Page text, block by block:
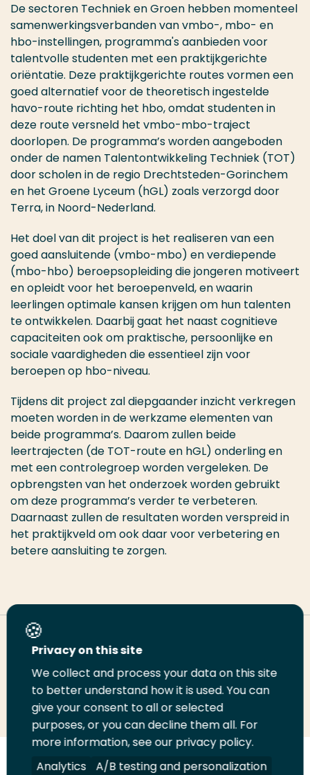
De sectoren Techniek en Groen hebben momenteel
samenwerkingsverbanden van vmbo-, mbo- en
hbo-instellingen, programma's aanbieden voor
talentvolle studenten met een praktijkgerichte
oriëntatie. Deze praktijkgerichte routes vormen een
goed alternatief voor de theoretisch ingestelde
havo-route richting het hbo, omdat studenten in
deze route versneld het vmbo-mbo-traject
doorlopen. De programma’s worden aangeboden
onder de namen Talentontwikkeling Techniek (TOT)
door scholen in de regio Drechtsteden-Gorinchem
en het Groene Lyceum (hGL) zoals verzorgd door
Terra, in Noord-Nederland.
Het doel van dit project is het realiseren van een
goed aansluitende (vmbo-mbo) en verdiepende
(mbo-hbo) beroepsopleiding die jongeren motiveert
en opleidt voor het beroepenveld, en waarin
leerlingen optimale kansen krijgen om hun talenten
te ontwikkelen. Daarbij gaat het naast cognitieve
capaciteiten ook om praktische, persoonlijke en
sociale vaardigheden die essentieel zijn voor
beroepen op hbo-niveau.
Tijdens dit project zal diepgaander inzicht verkregen
moeten worden in de werkzame elementen van
beide programma’s. Daarom zullen beide
leertrajecten (de TOT-route en hGL) onderling en
met een controlegroep worden vergeleken. De
opbrengsten van het onderzoek worden gebruikt
om deze programma’s verder te verbeteren.
Daarnaast zullen de resultaten worden verspreid in
het praktijkveld om ook daar voor verbetering en
betere aansluiting te zorgen.
Deel deze pagina
Deel
LinkedIn
Deel
op
Twitter
Deel
op
Facebook
Email
deze
pagina
Print
deze
pagina
VolgVolgVolgVolg
Privacy on this site
We collect and process your data on this site
to better understand how it is used. You can
give your consent to all or selected
purposes, or you can decline them all. For
more information, see our privacy policy.
Analytics
A/B testing and personalization